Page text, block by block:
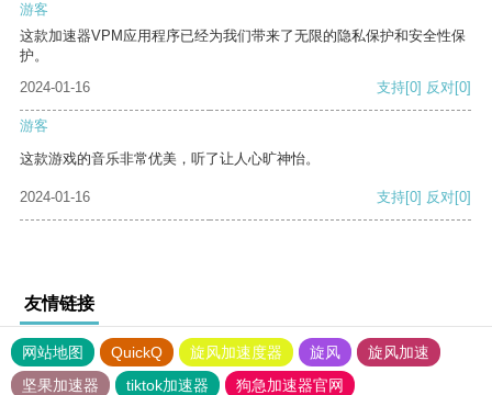
游客
这款加速器VPM应用程序已经为我们带来了无限的隐私保护和安全性保
护。
2024-01-16
支持[0] 反对[0]
游客
这款游戏的音乐非常优美，听了让人心旷神怡。
2024-01-16 支持[0] 反对[0]
友情链接
网站地图 QuickQ 旋风加速度器 旋风
旋风加速
坚果加速器
tiktok加速器
狗急加速器官网